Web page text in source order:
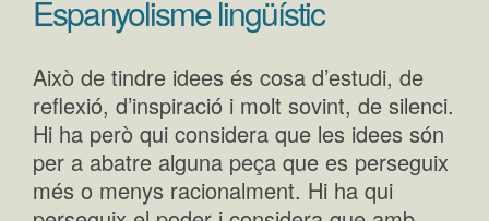
Espanyolisme lingüístic
Això de tindre idees és cosa d’estudi, de
reflexió, d’inspiració i molt sovint, de silenci.
Hi ha però qui considera que les idees són
per a abatre alguna peça que es perseguix
més o menys racionalment. Hi ha qui